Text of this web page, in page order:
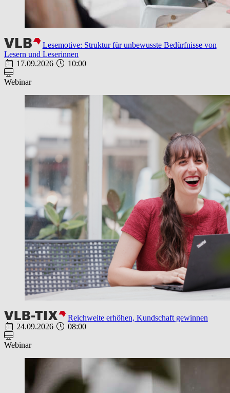
Lesemotive: Struktur für unbewusste Bedürfnisse von
Lesern und Leserinnen
17.09.2026
10:00
Webinar
Reichweite erhöhen, Kundschaft gewinnen
24.09.2026
08:00
Webinar